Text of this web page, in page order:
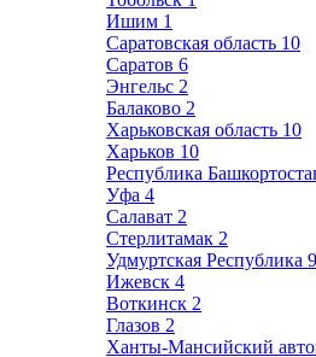
Ишим 1
Саратовская область 10
Саратов 6
Энгельс 2
Балаково 2
Харьковская область 10
Харьков 10
Республика
Уфа 4
Салават 2
Стерлитамак 2
Удмуртская Республика 9
Ижевск 4
Воткинск 2
Глазов 2
Ханты-Мансийский